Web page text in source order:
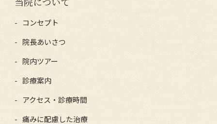
コンセプト
院長あいさつ
院内ツアー
診療案内
アクセス・診療時間
痛みに配慮した治療